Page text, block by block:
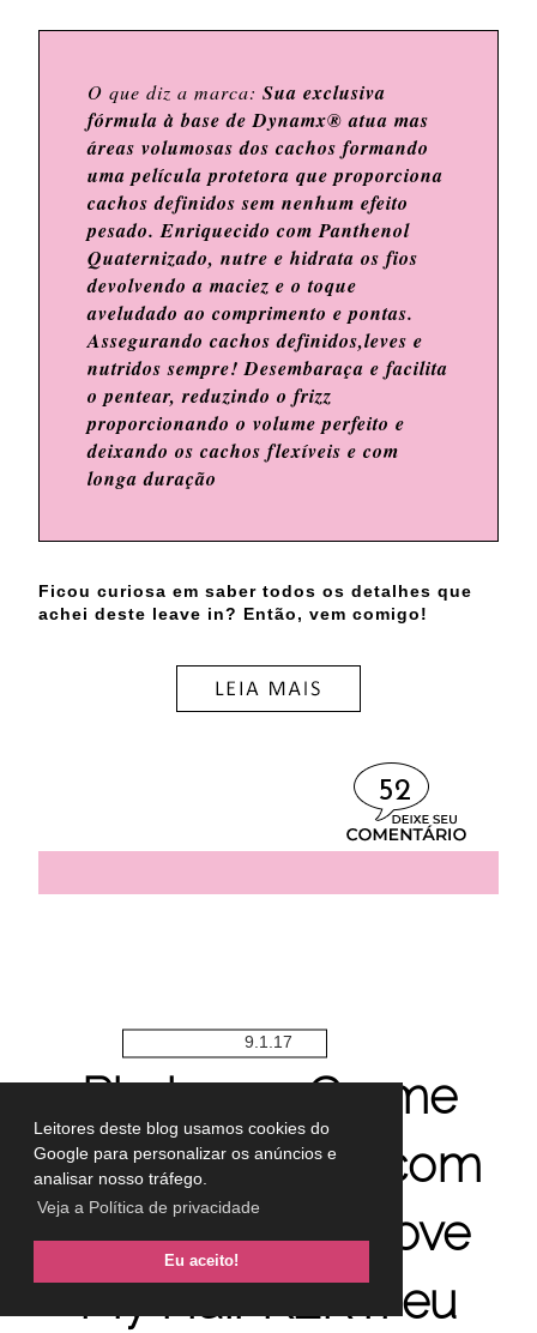
Leitores deste blog usamos cookies do
Google para personalizar os anúncios e
analisar nosso tráfego.
Veja a Política de privacidade
Eu aceito!
O que diz a marca: Sua exclusiva
fórmula à base de Dynamx® atua mas
áreas volumosas dos cachos formando
uma película protetora que proporciona
cachos definidos sem nenhum efeito
pesado. Enriquecido com Panthenol
Quaternizado, nutre e hidrata os fios
devolvendo a maciez e o toque
aveludado ao comprimento e pontas.
Assegurando cachos definidos,leves e
nutridos sempre! Desembaraça e facilita
o pentear, reduzindo o frizz
proporcionando o volume perfeito e
deixando os cachos flexíveis e com
longa duração
Ficou curiosa em saber todos os detalhes que
achei deste leave in? Então, vem comigo!
52
9.1.17
Phytogen Creme
Multifuncional com
Protetor UV I Love
My Hair KERT: eu